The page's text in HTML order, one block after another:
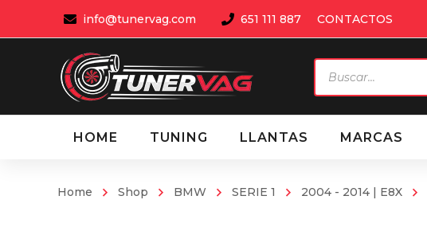
info@tunervag.com 651 111 887 CONTACTOS
de
productos
HOME TUNING LLANTAS MARCAS
Home Shop BMW SERIE 1 2004 - 2014 | E8X